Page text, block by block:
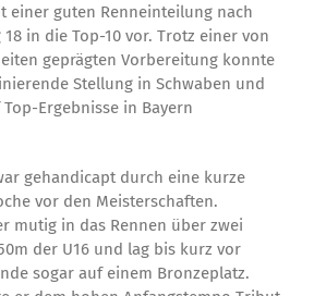
einer guten Renneinteilung nach
in die Top-10 vor. Trotz einer von
geprägten Vorbereitung konnte
Stellung in Schwaben und
Ergebnisse in Bayern
gehandicapt durch eine kurze
vor den Meisterschaften.
mutig in das Rennen über zwei
der U16 und lag bis kurz vor
sogar auf einem Bronzeplatz.